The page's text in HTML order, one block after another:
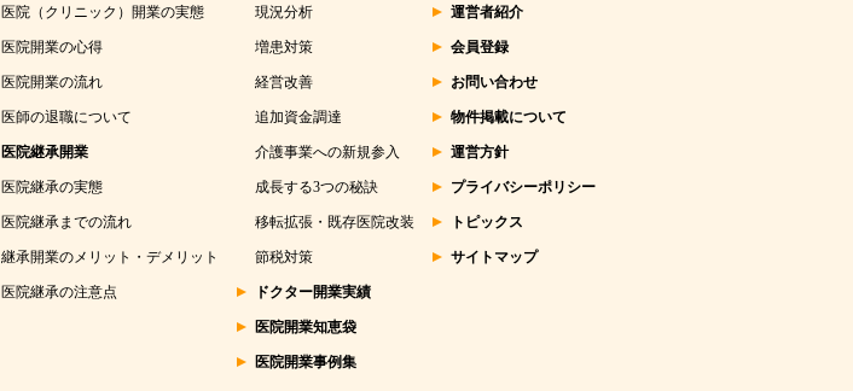
医院（クリニック）開業の実態
医院開業の心得
医院開業の流れ
医師の退職について
医院継承開業
医院継承の実態
医院継承までの流れ
継承開業のメリット・デメリット
医院継承の注意点
現況分析
増患対策
経営改善
追加資金調達
介護事業への新規参入
成長する3つの秘訣
移転拡張・既存医院改装
節税対策
ドクター開業実績
医院開業知恵袋
医院開業事例集
運営者紹介
会員登録
お問い合わせ
物件掲載について
運営方針
プライバシーポリシー
トピックス
サイトマップ